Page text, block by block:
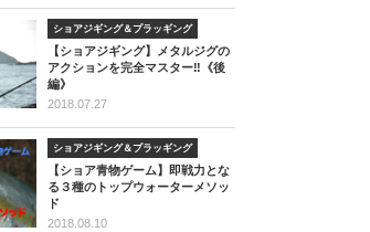
ショアジギング＆プラッギング
【ショアジギング】メタルジグの
アクションを完全マスター‼《後
編》
2018.07.27
ショアジギング＆プラッギング
【ショア青物ゲーム】即戦力とな
る３種のトップウォーターメソッ
ド
2018.08.10